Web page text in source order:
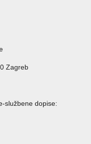
Zagreb
službene dopise: